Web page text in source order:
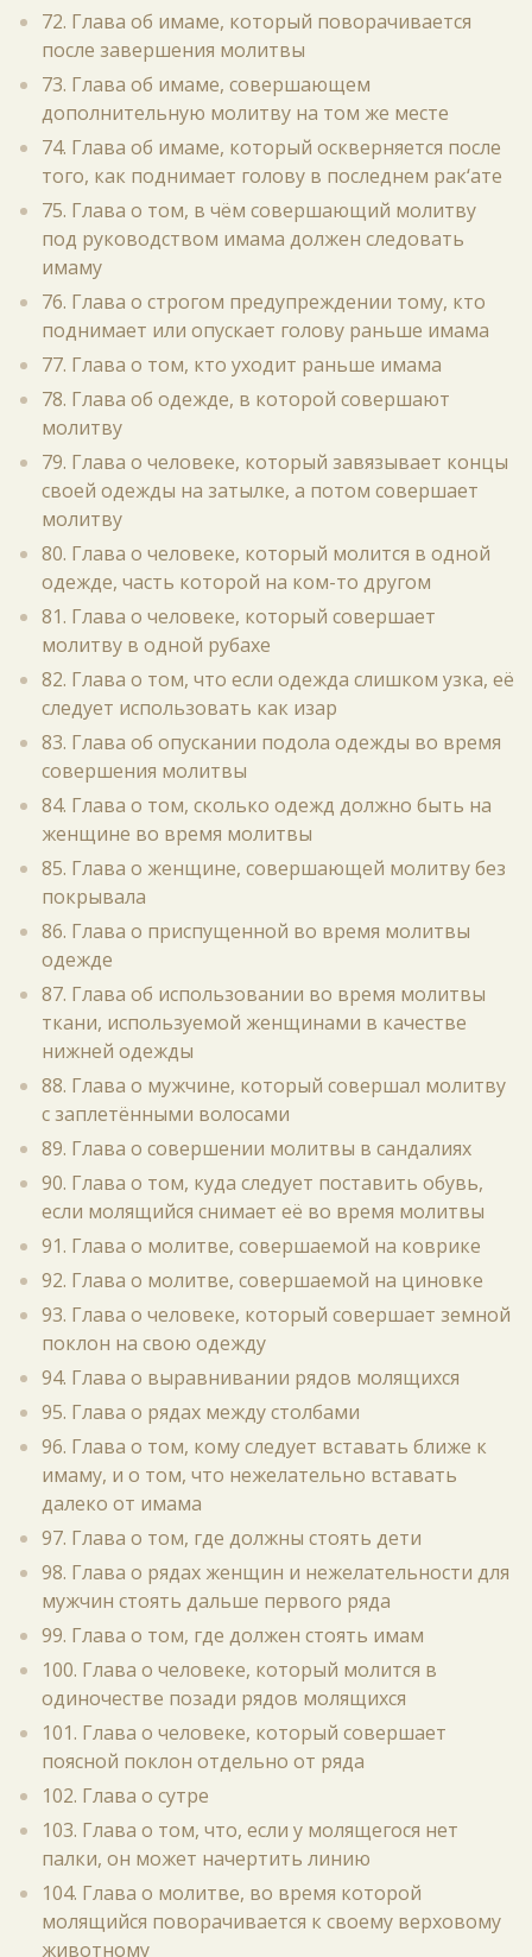
72. Глава об имаме, который поворачивается
после завершения молитвы
73. Глава об имаме, совершающем
дополнительную молитву на том же месте
74. Глава об имаме, который оскверняется после
того, как поднимает голову в последнем рак‘ате
75. Глава о том, в чём совершающий молитву
под руководством имама должен следовать
имаму
76. Глава о строгом предупреждении тому, кто
поднимает или опускает голову раньше имама
77. Глава о том, кто уходит раньше имама
78. Глава об одежде, в которой совершают
молитву
79. Глава о человеке, который завязывает концы
своей одежды на затылке, а потом совершает
молитву
80. Глава о человеке, который молится в одной
одежде, часть которой на ком-то другом
81. Глава о человеке, который совершает
молитву в одной рубахе
82. Глава о том, что если одежда слишком узка, её
следует использовать как изар
83. Глава об опускании подола одежды во время
совершения молитвы
84. Глава о том, сколько одежд должно быть на
женщине во время молитвы
85. Глава о женщине, совершающей молитву без
покрывала
86. Глава о приспущенной во время молитвы
одежде
87. Глава об использовании во время молитвы
ткани, используемой женщинами в качестве
нижней одежды
88. Глава о мужчине, который совершал молитву
с заплетёнными волосами
89. Глава о совершении молитвы в сандалиях
90. Глава о том, куда следует поставить обувь,
если молящийся снимает её во время молитвы
91. Глава о молитве, совершаемой на коврике
92. Глава о молитве, совершаемой на циновке
93. Глава о человеке, который совершает земной
поклон на свою одежду
94. Глава о выравнивании рядов молящихся
95. Глава о рядах между столбами
96. Глава о том, кому следует вставать ближе к
имаму, и о том, что нежелательно вставать
далеко от имама
97. Глава о том, где должны стоять дети
98. Глава о рядах женщин и нежелательности для
мужчин стоять дальше первого ряда
99. Глава о том, где должен стоять имам
100. Глава о человеке, который молится в
одиночестве позади рядов молящихся
101. Глава о человеке, который совершает
поясной поклон отдельно от ряда
102. Глава о сутре
103. Глава о том, что, если у молящегося нет
палки, он может начертить линию
104. Глава о молитве, во время которой
молящийся поворачивается к своему верховому
животному